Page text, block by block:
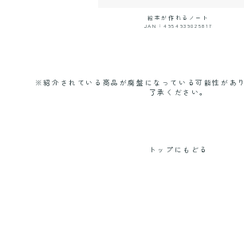
絵本が作れるノート
JAN：4954939025817
※紹介されている商品が廃盤になっている可能性があ
了承ください。
トップにもどる